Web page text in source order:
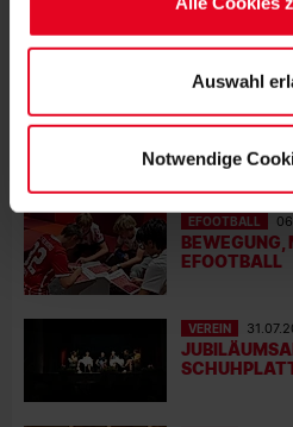
Weitere Informationen
Datenschutzerklärungund
Auswahl
Notwendige
EFOOTBALL
BEWEGUNG,
EFOOTBALL
VEREIN